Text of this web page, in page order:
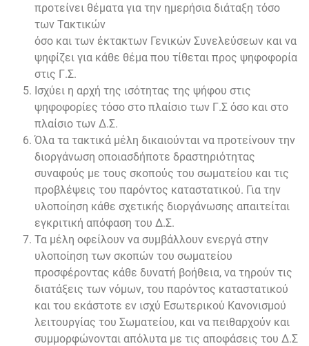
προτείνει θέματα για την ημερήσια διάταξη τόσο
των Τακτικών
όσο και των έκτακτων Γενικών Συνελεύσεων και να
ψηφίζει για κάθε θέμα που τίθεται προς ψηφοφορία
στις Γ.Σ.
Ισχύει η αρχή της ισότητας της ψήφου στις
ψηφοφορίες τόσο στο πλαίσιο των Γ.Σ όσο και στο
πλαίσιο των Δ.Σ.
Όλα τα τακτικά μέλη δικαιούνται να προτείνουν την
διοργάνωση οποιασδήποτε δραστηριότητας
συναφούς με τους σκοπούς του σωματείου και τις
προβλέψεις του παρόντος καταστατικού. Για την
υλοποίηση κάθε σχετικής διοργάνωσης απαιτείται
εγκριτική απόφαση του Δ.Σ.
Τα μέλη οφείλουν να συμβάλλουν ενεργά στην
υλοποίηση των σκοπών του σωματείου
προσφέροντας κάθε δυνατή βοήθεια, να τηρούν τις
διατάξεις των νόμων, του παρόντος καταστατικού
και του εκάστοτε εν ισχύ Εσωτερικού Κανονισμού
λειτουργίας του Σωματείου, και να πειθαρχούν και
συμμορφώνονται απόλυτα με τις αποφάσεις του Δ.Σ